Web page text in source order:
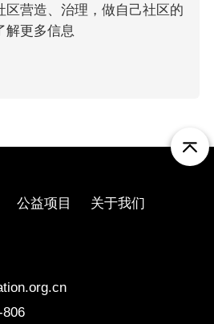
区营造、治理，做自己社区的
解更多信息
公益项目
关于我们